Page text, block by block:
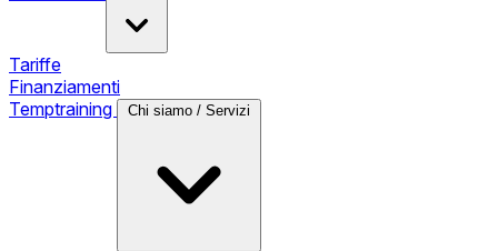
Tariffe
Finanziamenti
Temptraining
Chi siamo / Servizi